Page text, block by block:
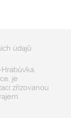
údajů
je
zřizovanou